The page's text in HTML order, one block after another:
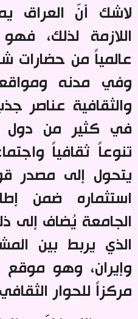
لاشك أنّ العراق
اللازمة لذلك، فهو
عالمياً من حضارات
وفي مدنه ومواقعه
والثقافية عناصر
في كثير من دول
تنوعاً ثقافياً
يتحول إلى مصدر
استثماره ضمن
الجامعة يُضاف إلى
الذي يربط بين
وإيران، وهو
مركزاً للحوار